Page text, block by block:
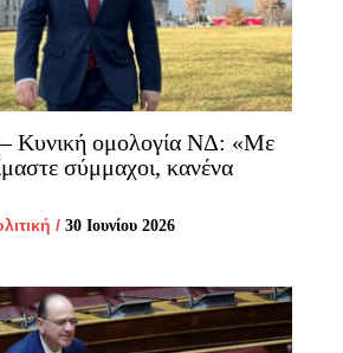
Κυνική ομολογία ΝΔ: «Με
σύμμαχοι, κανένα
/ 30 Ιουνίου 2026